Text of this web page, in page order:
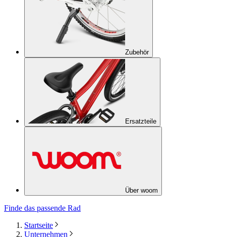
Zubehör
Ersatzteile
Über woom
Finde das passende Rad
Startseite
Unternehmen